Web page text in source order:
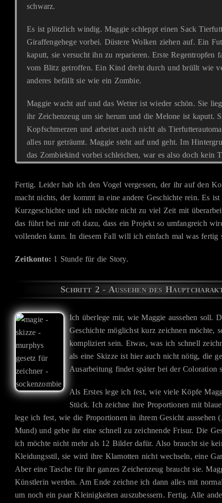
schwarz.
Es ist plötzlich windig. Maggie schleppt einen Sack
Giraffengehege vorbei. Düstere Wolken ziehen auf. Ein
kaputt, sie versucht ihn zu reparieren. Erste Regentropfen
vom Blitz getroffen. Ein Kind dreht durch und brüllt wie
anderes befällt sie wie ein Zombie.
Maggie wacht auf und das Wetter ist wieder schön. Sie
ihr Zeichenzeug um sie herum und die Melone ist kaputt.
Kopfschmerzen und arbeitet auch nicht als
alles nur geträumt. Maggie steht auf und geht. Im
das Zombiekind vorbei schleichen, war es also doch kein
Fertig. Leider hab ich den Vogel vergessen, der ihr auf den
macht nichts, der kommt in eine andere Geschichte rein. Es ist
Kurzgeschichte und ich möchte nicht zu viel Zeit mit
das führt bei mir oft dazu, dass ein Projekt so umfangreich
vollenden kann. In diesem Fall will ich einfach mal was fertig
Zeitkonto: 1 Stunde für die Story.
Schritt 2 - Aussehen des
Ich überlege mir, wie Maggie aussehen soll.
Geschichte möglichst kurz zeichnen möchte,
kompliziert sein. Etwas, was ich schnell
als eine Skizze ist hier auch nicht nötig, die
Ausarbeitung findet später bei der Coloration
Als Erstes lege ich fest, wie viele Köpfe
Stück. Ich zeichne ihre Proportionen mit
lege ich fest, wie die Proportionen in ihrem Gesicht aussehen
Mund) und gebe ihr eine schnell zu zeichnende Frisur. Die
ich möchte nicht mehr als 12 Bilder dafür. Also braucht sie
Kleidungsstil, sie wird ihre Klamotten nicht wechseln, eine
Aber eine Tasche für ihr ganzes Zeichenzeug braucht sie.
Künstlerin werden. Am Ende zeichne ich dann alles mit
um noch ein paar Kleinigkeiten auszubessern. Fertig. Alle